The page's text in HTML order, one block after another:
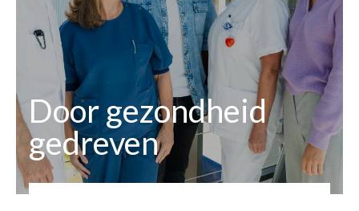
Door gezondheid
gedreven